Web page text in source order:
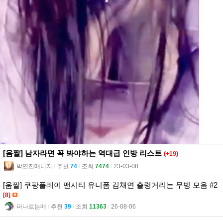
[움짤] 남자라면 꼭 봐야하는 역대급 인방 리스트 (+19)
박연진매니저 l 추천 74 l 조회 7474 l 23-03-08
[움짤] 쿠팡플레이 맨시티 유니폼 김채연 출렁거리는 무빙 모음 #2
[8]
퍼나르는매 l 추천 39 l 조회 11363 l 26-08-06